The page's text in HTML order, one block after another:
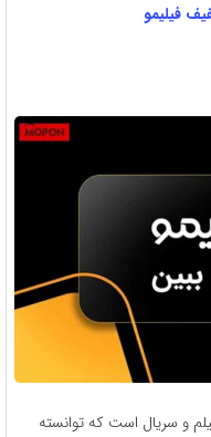
فیلیمو
و سریال است که توانسته